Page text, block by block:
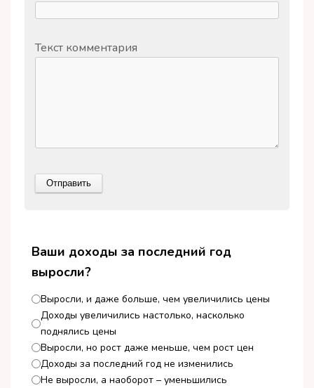
Текст комментария
Ваши доходы за последний год
выросли?
Выросли, и даже больше, чем увеличились цены
Доходы увеличились настолько, насколько
поднялись цены
Выросли, но рост даже меньше, чем рост цен
Доходы за последний год не изменились
Не выросли, а наоборот – уменьшились